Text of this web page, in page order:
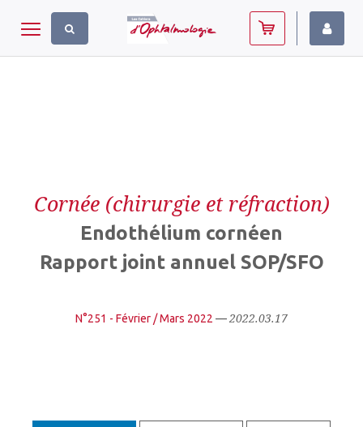
Toggle navigation
Cornée (chirurgie et réfraction)
Endothélium cornéen
Rapport joint annuel SOP/SFO
N°251 - Février / Mars 2022 —2022.03.17
Panneau de gestion des cookies